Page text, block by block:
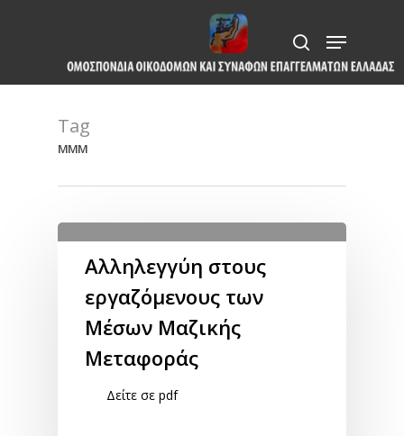
content
search
Menu
Tag
ΜΜΜ
Αλληλεγγύη στους
εργαζόμενους των
Μέσων Μαζικής
Μεταφοράς
Δείτε σε pdf